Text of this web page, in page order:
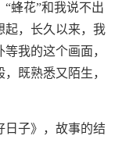
蜂花”和我说不出
起，长久以来，我
我的这个画面，
既熟悉又陌生，
日子》，故事的结